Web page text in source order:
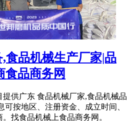
食品机械生产厂家|品
食品商务网
供广东 食品机械厂家,食品机械品
可按地区、注册资金、成立时间、
找食品机械上食品商务网。